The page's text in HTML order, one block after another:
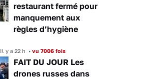
restaurant fermé pour
manquement aux
règles d’hygiène
Il y a 22 h • vu 7006 fois
FAIT DU JOUR Les
drones russes dans